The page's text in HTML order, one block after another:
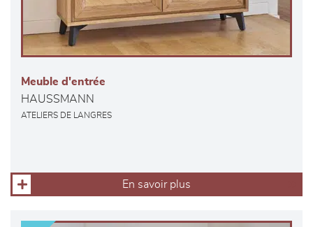
Meuble d'entrée
HAUSSMANN
ATELIERS DE LANGRES
En savoir plus